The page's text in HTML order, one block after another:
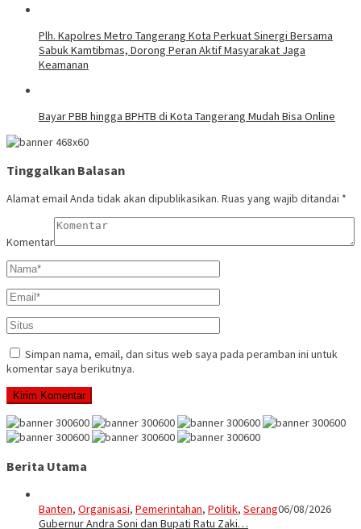
Plh. Kapolres Metro Tangerang Kota Perkuat Sinergi Bersama
Sabuk Kamtibmas, Dorong Peran Aktif Masyarakat Jaga
Keamanan
Bayar PBB hingga BPHTB di Kota Tangerang Mudah Bisa Online
Tinggalkan Balasan
Alamat email Anda tidak akan dipublikasikan. Ruas yang wajib ditandai *
Komentar
Simpan nama, email, dan situs web saya pada peramban ini untuk
komentar saya berikutnya.
Berita Utama
Banten, Organisasi, Pemerintahan, Politik, Serang06/08/2026
Gubernur Andra Soni dan Bupati Ratu Zaki…